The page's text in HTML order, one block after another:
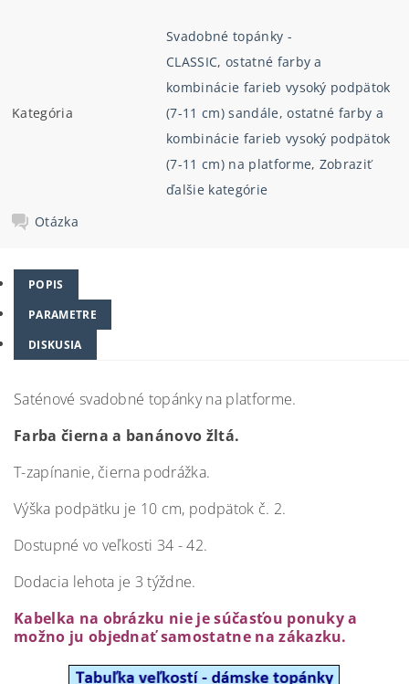
Kategória
Svadobné topánky -
CLASSIC, ostatné farby a
kombinácie farieb vysoký podpätok
(7-11 cm) sandále,ostatné farby a
kombinácie farieb vysoký podpätok
(7-11 cm) na platforme, Zobraziť
ďalšie kategórie
Otázka
POPIS
PARAMETRE
DISKUSIA
Saténové svadobné topánky na platforme.
Farba čierna a banánovo žltá.
T-zapínanie, čierna podrážka.
Výška podpätku je 10 cm, podpätok č. 2.
Dostupné vo veľkosti 34 - 42.
Dodacia lehota je 3 týždne.
Kabelka na obrázku nie je súčasťou ponuky a
možno ju objednať samostatne na zákazku.